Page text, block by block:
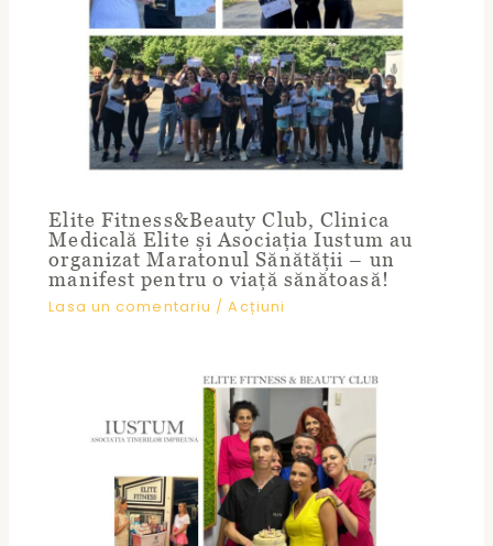
Elite Fitness&Beauty Club, Clinica
Medicală Elite și Asociația Iustum au
organizat Maratonul Sănătății – un
manifest pentru o viață sănătoasă!
Lasa un comentariu /Acțiuni